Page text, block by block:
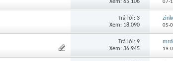
Xem: 65,106 07-
Trả lời: 3
Xem: 18,090
05-
Trả lời: 9
Xem: 36,945
19-